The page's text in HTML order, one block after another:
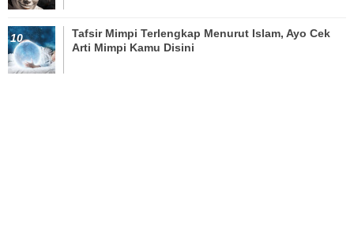
Tafsir Mimpi Terlengkap Menurut Islam, Ayo Cek
Arti Mimpi Kamu Disini